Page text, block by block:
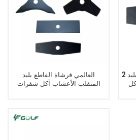
العالمي فرشاة القاطع بليد
المتقلب الأعشاب آكل شفرات
2 أسنان عالمية فرشاة القاطع بليد